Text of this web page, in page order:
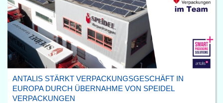
ANTALIS STÄRKT VERPACKUNGSGESCHÄFT IN
EUROPA DURCH ÜBERNAHME VON SPEIDEL
VERPACKUNGEN